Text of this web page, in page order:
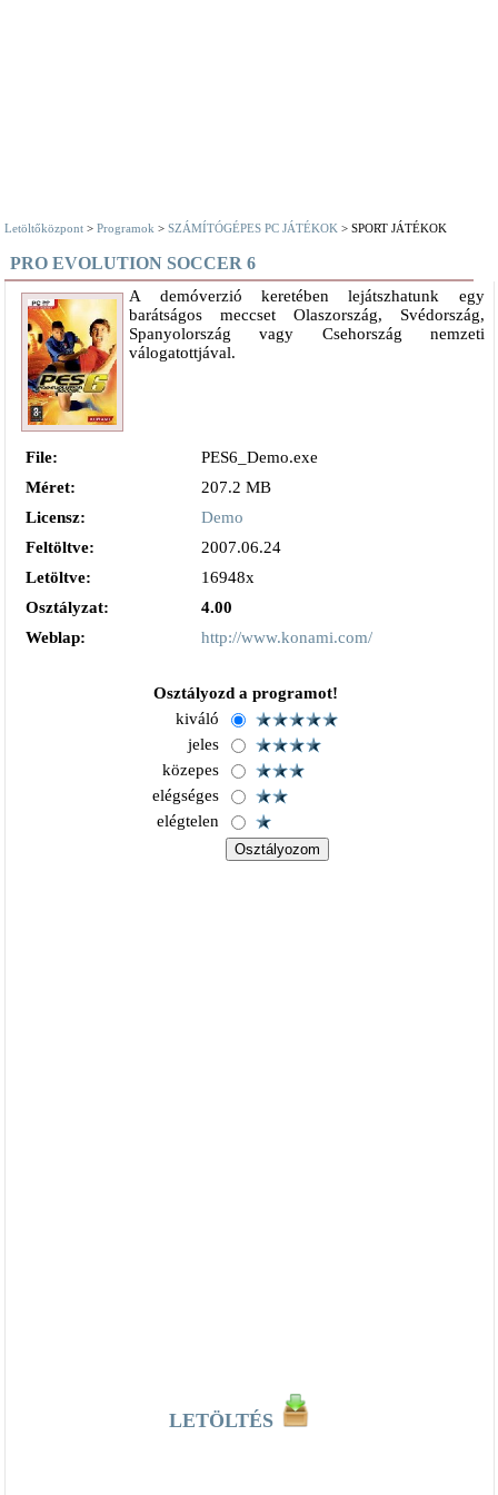
Letöltőközpont >Programok >SZÁMÍTÓGÉPES PC JÁTÉKOK > SPORT JÁTÉKOK
PRO EVOLUTION SOCCER 6
A demóverzió keretében lejátszhatunk egy
barátságos meccset Olaszország, Svédország,
Spanyolország vagy Csehország nemzeti
válogatottjával.
File:
PES6_Demo.exe
Méret:
207.2 MB
Licensz:
Demo
Feltöltve:
2007.06.24
Letöltve:
16948x
Osztályzat:
4.00
Weblap:
http://www.konami.com/
Osztályozd a programot!
kiváló
jeles
közepes
elégséges
elégtelen
LETÖLTÉS